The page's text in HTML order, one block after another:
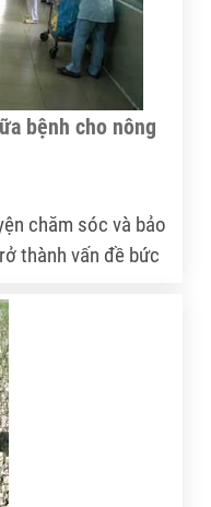
bệnh cho nông
chăm sóc và bảo
thành vấn đề bức
có thẻ bảo hiểm
một thời gian.
trạng này?